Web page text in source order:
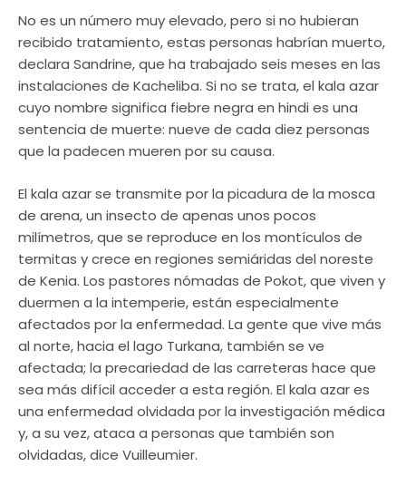
No es un número muy elevado, pero si no hubieran
recibido tratamiento, estas personas habrían muerto,
declara Sandrine, que ha trabajado seis meses en las
instalaciones de Kacheliba. Si no se trata, el kala azar
cuyo nombre significa fiebre negra en hindi es una
sentencia de muerte: nueve de cada diez personas
que la padecen mueren por su causa.
El kala azar se transmite por la picadura de la mosca
de arena, un insecto de apenas unos pocos
milímetros, que se reproduce en los montículos de
termitas y crece en regiones semiáridas del noreste
de Kenia. Los pastores nómadas de Pokot, que viven y
duermen a la intemperie, están especialmente
afectados por la enfermedad. La gente que vive más
al norte, hacia el lago Turkana, también se ve
afectada; la precariedad de las carreteras hace que
sea más difícil acceder a esta región. El kala azar es
una enfermedad olvidada por la investigación médica
y, a su vez, ataca a personas que también son
olvidadas, dice Vuilleumier.